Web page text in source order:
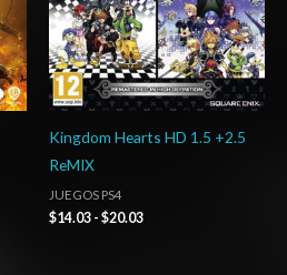
Kingdom Hearts HD 1.5 +2.5
ReMIX
JUEGOS PS4
$14.03 - $20.03